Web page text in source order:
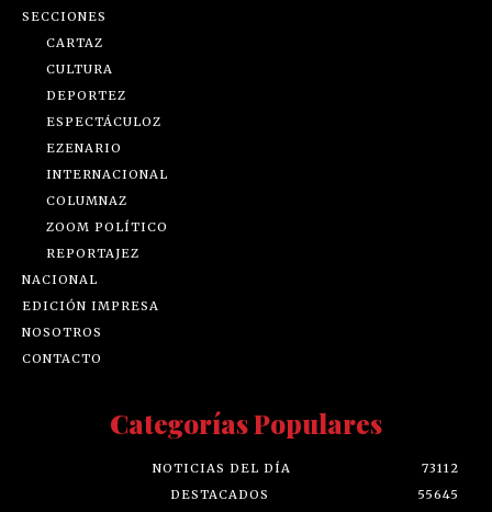
SECCIONES
CARTAZ
CULTURA
DEPORTEZ
ESPECTÁCULOZ
EZENARIO
INTERNACIONAL
COLUMNAZ
ZOOM POLÍTICO
REPORTAJEZ
NACIONAL
EDICIÓN IMPRESA
NOSOTROS
CONTACTO
Categorías Populares
NOTICIAS DEL DÍA
73112
DESTACADOS
55645